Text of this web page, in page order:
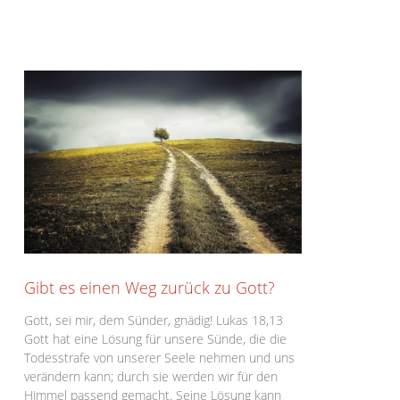
Gibt es einen Weg zurück zu Gott?
Gott, sei mir, dem Sünder, gnädig! Lukas 18,13
Gott hat eine Lösung für unsere Sünde, die die
Todesstrafe von unserer Seele nehmen und uns
verändern kann; durch sie werden wir für den
Himmel passend gemacht. Seine Lösung kann